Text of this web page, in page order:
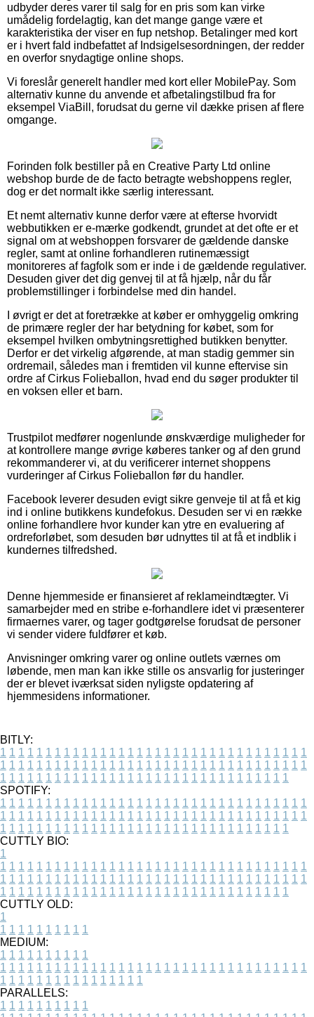
udbyder deres varer til salg for en pris som kan virke
umådelig fordelagtig, kan det mange gange være et
karakteristika der viser en fup netshop. Betalinger med kort
er i hvert fald indbefattet af Indsigelsesordningen, der redder
en overfor snydagtige online shops.
Vi foreslår generelt handler med kort eller MobilePay. Som
alternativ kunne du anvende et afbetalingstilbud fra for
eksempel ViaBill, forudsat du gerne vil dække prisen af flere
omgange.
Forinden folk bestiller på en Creative Party Ltd online
webshop burde de de facto betragte webshoppens regler,
dog er det normalt ikke særlig interessant.
Et nemt alternativ kunne derfor være at efterse hvorvidt
webbutikken er e-mærke godkendt, grundet at det ofte er et
signal om at webshoppen forsvarer de gældende danske
regler, samt at online forhandleren rutinemæssigt
monitoreres af fagfolk som er inde i de gældende regulativer.
Desuden giver det dig genvej til at få hjælp, når du får
problemstillinger i forbindelse med din handel.
I øvrigt er det at foretrække at køber er omhyggelig omkring
de primære regler der har betydning for købet, som for
eksempel hvilken ombytningsrettighed butikken benytter.
Derfor er det virkelig afgørende, at man stadig gemmer sin
ordremail, således man i fremtiden vil kunne eftervise sin
ordre af Cirkus Folieballon, hvad end du søger produkter til
en voksen eller et barn.
Trustpilot medfører nogenlunde ønskværdige muligheder for
at kontrollere mange øvrige køberes tanker og af den grund
rekommanderer vi, at du verificerer internet shoppens
vurderinger af Cirkus Folieballon før du handler.
Facebook leverer desuden evigt sikre genveje til at få et kig
ind i online butikkens kundefokus. Desuden ser vi en række
online forhandlere hvor kunder kan ytre en evaluering af
ordreforløbet, som desuden bør udnyttes til at få et indblik i
kundernes tilfredshed.
Denne hjemmeside er finansieret af reklameindtægter. Vi
samarbejder med en stribe e-forhandlere idet vi præsenterer
firmaernes varer, og tager godtgørelse forudsat de personer
vi sender videre fuldfører et køb.
Anvisninger omkring varer og online outlets værnes om
løbende, men man kan ikke stille os ansvarlig for justeringer
der er blevet iværksat siden nyligste opdatering af
hjemmesidens informationer.
BITLY:
1 1 1 1 1 1 1 1 1 1 1 1 1 1 1 1 1 1 1 1 1 1 1 1 1 1 1 1 1 1 1 1 1 1
1 1 1 1 1 1 1 1 1 1 1 1 1 1 1 1 1 1 1 1 1 1 1 1 1 1 1 1 1 1 1 1 1 1
1 1 1 1 1 1 1 1 1 1 1 1 1 1 1 1 1 1 1 1 1 1 1 1 1 1 1 1 1 1 1 1
SPOTIFY:
1 1 1 1 1 1 1 1 1 1 1 1 1 1 1 1 1 1 1 1 1 1 1 1 1 1 1 1 1 1 1 1 1 1
1 1 1 1 1 1 1 1 1 1 1 1 1 1 1 1 1 1 1 1 1 1 1 1 1 1 1 1 1 1 1 1 1 1
1 1 1 1 1 1 1 1 1 1 1 1 1 1 1 1 1 1 1 1 1 1 1 1 1 1 1 1 1 1 1 1
CUTTLY BIO:
1
1 1 1 1 1 1 1 1 1 1 1 1 1 1 1 1 1 1 1 1 1 1 1 1 1 1 1 1 1 1 1 1 1 1
1 1 1 1 1 1 1 1 1 1 1 1 1 1 1 1 1 1 1 1 1 1 1 1 1 1 1 1 1 1 1 1 1 1
1 1 1 1 1 1 1 1 1 1 1 1 1 1 1 1 1 1 1 1 1 1 1 1 1 1 1 1 1 1 1 1
CUTTLY OLD:
1
1 1 1 1 1 1 1 1 1 1
MEDIUM:
1 1 1 1 1 1 1 1 1 1
1 1 1 1 1 1 1 1 1 1 1 1 1 1 1 1 1 1 1 1 1 1 1 1 1 1 1 1 1 1 1 1 1 1
1 1 1 1 1 1 1 1 1 1 1 1 1 1 1 1
PARALLELS:
1 1 1 1 1 1 1 1 1 1